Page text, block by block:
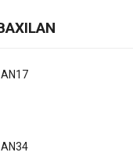
AN17
AN34